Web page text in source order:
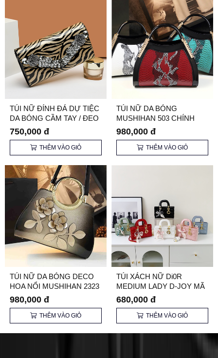
TÚI NỮ ĐÍNH ĐÁ DỰ TIỆC
DA BÓNG CẦM TAY / ĐEO
CHÉO
750,000 đ
THÊM VÀO GIỎ
TÚI NỮ DA BÓNG
MUSHIHAN 503 CHÍNH
HÃNG
980,000 đ
THÊM VÀO GIỎ
TÚI NỮ DA BÓNG DECO
HOA NỔI MUSHIHAN 2323
CHÍNH HÃNG
980,000 đ
THÊM VÀO GIỎ
TÚI XÁCH NỮ Di0R
MEDIUM LADY D-JOY MÃ
3003
680,000 đ
THÊM VÀO GIỎ